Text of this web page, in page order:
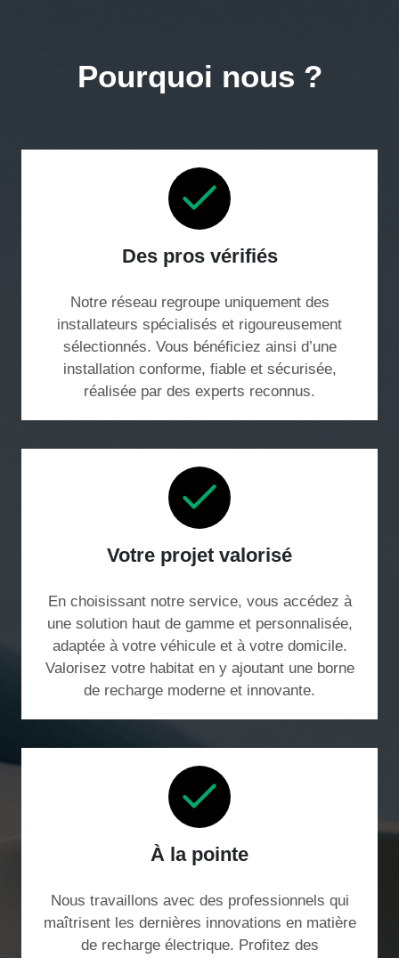
Pourquoi nous ?
Des pros vérifiés
Notre réseau regroupe uniquement des
installateurs spécialisés et rigoureusement
sélectionnés. Vous bénéficiez ainsi d’une
installation conforme, fiable et sécurisée,
réalisée par des experts reconnus.
Votre projet valorisé
En choisissant notre service, vous accédez à
une solution haut de gamme et personnalisée,
adaptée à votre véhicule et à votre domicile.
Valorisez votre habitat en y ajoutant une borne
de recharge moderne et innovante.
À la pointe
Nous travaillons avec des professionnels qui
maîtrisent les dernières innovations en matière
de recharge électrique. Profitez des